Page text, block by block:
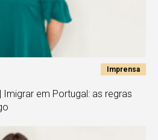
Imprensa
Imigrar em Portugal: as regras